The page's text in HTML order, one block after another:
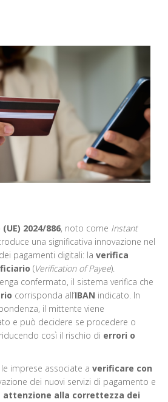
2024/886, noto come Instant
una significativa innovazione nel
pagamenti digitali: la verifica
(Verification of Payee).
confermato, il sistema verifica che
corrisponda all’IBAN indicato. In
il mittente viene
e può decidere se procedere o
così il rischio di errori o
imprese associate a verificare con
dei nuovi servizi di pagamento e
attenzione alla correttezza dei